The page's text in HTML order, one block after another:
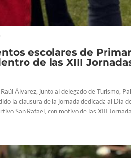
escolares de
de las XIII
Álvarez, junto al delegado de Turismo,
la clausura de la jornada dedicada al Día
San Rafael, con motivo de las XIII